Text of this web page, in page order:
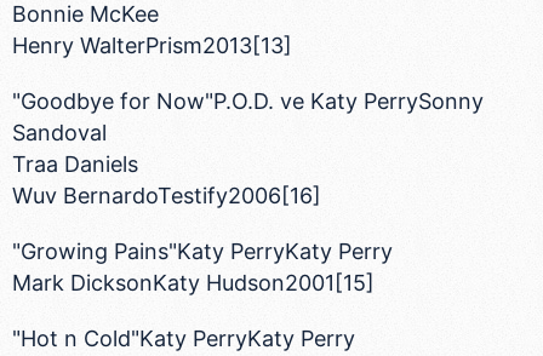
Bonnie McKee
Henry WalterPrism2013[13]
"Goodbye for Now"P.O.D. ve Katy PerrySonny
Sandoval
Traa Daniels
Wuv BernardoTestify2006[16]
"Growing Pains"Katy PerryKaty Perry
Mark DicksonKaty Hudson2001[15]
"Hot n Cold"Katy PerryKaty Perry